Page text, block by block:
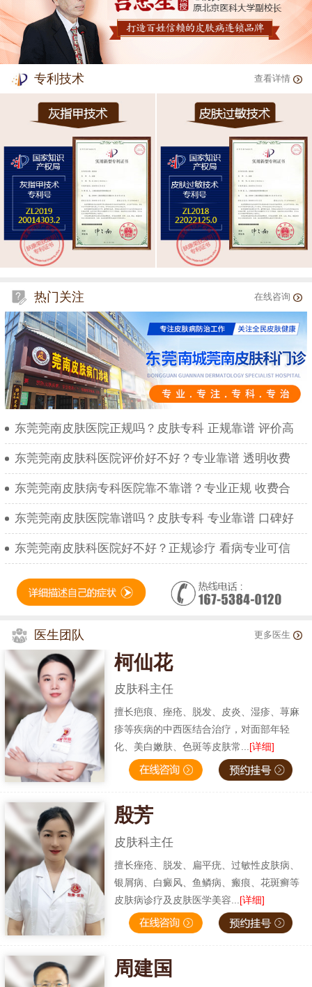
专利技术 查看详情
热门关注 在线咨询
东莞莞南皮肤医院正规吗？皮肤专科 正规靠谱 评价高
东莞莞南皮肤科医院评价好不好？专业靠谱 透明收费
东莞莞南皮肤病专科医院靠不靠谱？专业正规 收费合
东莞莞南皮肤医院靠谱吗？皮肤专科 专业靠谱 口碑好
东莞莞南皮肤科医院好不好？正规诊疗 看病专业可信
医生团队 更多医生
柯仙花
皮肤科主任
擅长疤痕、痤疮、脱发、皮炎、湿疹、荨麻
疹等疾病的中西医结合治疗，对面部年轻
化、美白嫩肤、色斑等皮肤常... [详细]
殷芳
皮肤科主任
擅长痤疮、脱发、扁平疣、过敏性皮肤病、
银屑病、白癜风、鱼鳞病、瘢痕、花斑癣等
皮肤病诊疗及皮肤医学美容... [详细]
周建国